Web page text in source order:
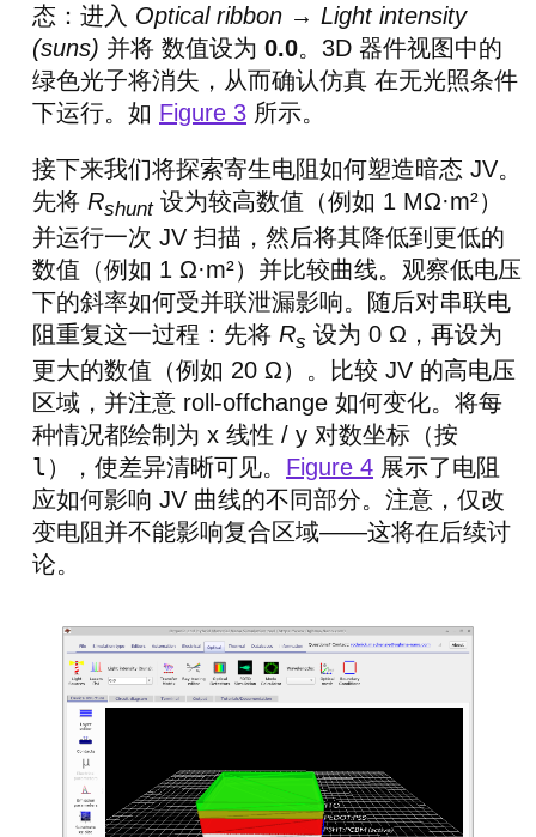
态：进入 Optical ribbon → Light intensity
(suns) 并将 数值设为 0.0。3D 器件视图中的
绿色光子将消失，从而确认仿真 在无光照条件
下运行。如 Figure 3 所示。
接下来我们将探索寄生电阻如何塑造暗态 JV。
先将 Rshunt设为较高数值（例如 1 MΩ·m²）
并运行一次 JV 扫描，然后将其降低到更低的
数值（例如 1 Ω·m²）并比较曲线。观察低电压
下的斜率如何受并联泄漏影响。随后对串联电
阻重复这一过程：先将 Rs 设为 0 Ω，再设为
更大的数值（例如 20 Ω）。比较 JV 的高电压
区域，并注意 roll-offchange 如何变化。将每
种情况都绘制为 x 线性 / y 对数坐标（按
l ），使差异清晰可见。 Figure 4 展示了电阻
应如何影响 JV 曲线的不同部分。注意，仅改
变电阻并不能影响复合区域——这将在后续讨
论。